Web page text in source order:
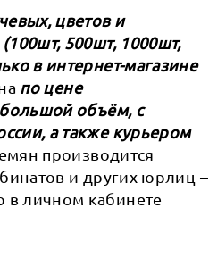
цветов и
500шт, 1000шт,
в интернет-магазине
по цене
объём, с
а также курьером
производится
и других юрлиц –
в личном кабинете